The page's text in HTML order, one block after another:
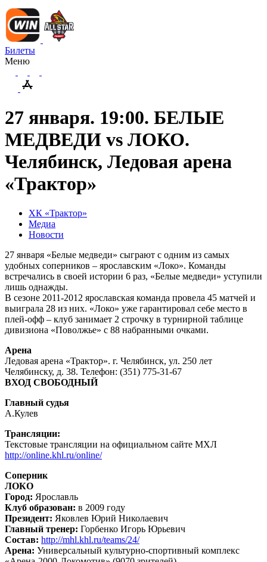
Билеты
Меню
27 января. 19:00. БЕЛЫЕ
МЕДВЕДИ vs ЛОКО.
Челябинск, Ледовая арена
«Трактор»
ХК «Трактор»
Медиа
Новости
27 января «Белые медведи» сыграют с одним из самых
удобных соперников – ярославским «Локо». Команды
встречались в своей истории 6 раз, «Белые медведи» уступили
лишь однажды.
В сезоне 2011-2012 ярославская команда провела 45 матчей и
выиграла 28 из них. «Локо» уже гарантировал себе место в
плей-офф – клуб занимает 2 строчку в турнирной таблице
дивизиона «Поволжье» с 88 набранными очками.
Арена
Ледовая арена «Трактор». г. Челябинск, ул. 250 лет
Челябинску, д. 38. Телефон: (351) 775-31-67
ВХОД СВОБОДНЫЙ
Главный судья
А.Кулев
Трансляции:
Текстовые трансляции на официальном сайте МХЛ
http://online.khl.ru/online/
Соперник
ЛОКО
Город: Ярославль
Клуб образован: в 2009 году
Президент: Яковлев Юрий Николаевич
Главный тренер: Горбенко Игорь Юрьевич
Состав: http://mhl.khl.ru/teams/24/
Арена: Универсальный культурно-спортивный комплекс